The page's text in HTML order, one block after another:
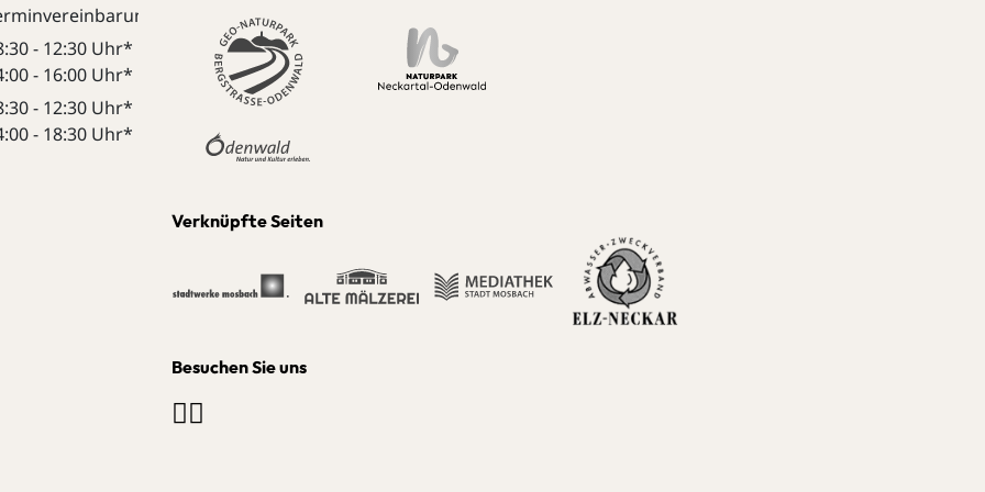
- 12:30 Uhr*
- 16:00 Uhr*
- 12:30 Uhr*
- 18:30 Uhr*
Verknüpfte Seiten
Besuchen Sie uns